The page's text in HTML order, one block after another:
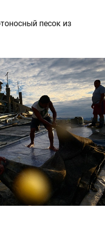
песок из